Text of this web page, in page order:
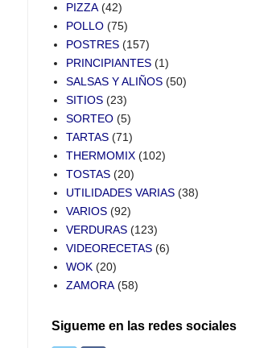
PIZZA (42)
POLLO (75)
POSTRES (157)
PRINCIPIANTES (1)
SALSAS Y ALIÑOS (50)
SITIOS (23)
SORTEO (5)
TARTAS (71)
THERMOMIX (102)
TOSTAS (20)
UTILIDADES VARIAS (38)
VARIOS (92)
VERDURAS (123)
VIDEORECETAS (6)
WOK (20)
ZAMORA (58)
Sigueme en las redes sociales